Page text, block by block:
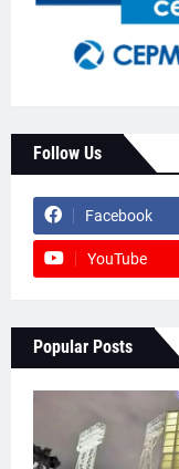
Follow Us
Facebook
YouTube
Popular Posts